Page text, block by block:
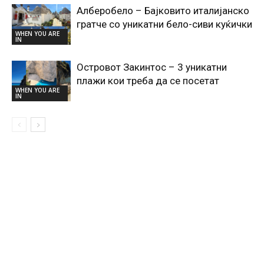
WHEN YOU ARE
IN
Алберобело – Бајковито италијанско
гратче со уникатни бело-сиви куќички
WHEN YOU ARE
IN
Островот Закинтос – 3 уникатни
плажи кои треба да се посетат